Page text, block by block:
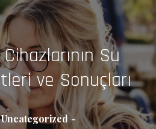
Su
ve Sonuçları
Uncategorized